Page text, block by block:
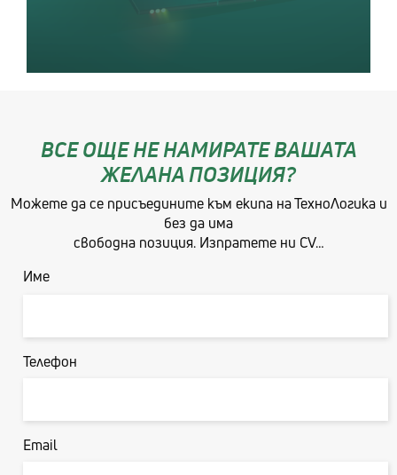
ВСЕ ОЩЕ НЕ НАМИРАТЕ ВАШАТА
ЖЕЛАНА ПОЗИЦИЯ?
Можете да се присъедините към екипа на ТехноЛогика и
без да има
свободна позиция. Изпратете ни CV…
Име
Първо
Телефон
Email